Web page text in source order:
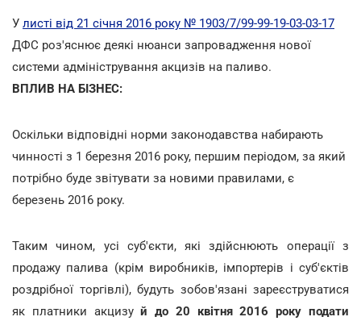
У листі від 21 січня 2016 року № 1903/7/99-99-19-03-03-17
ДФС роз'яснює деякі нюанси запровадження нової
системи адміністрування акцизів на паливо.
ВПЛИВ НА БІЗНЕС:
Оскільки відповідні норми законодавства набирають
чинності з 1 березня 2016 року, першим періодом, за який
потрібно буде звітувати за новими правилами, є
березень 2016 року.
Таким чином, усі суб'єкти, які здійснюють операції з
продажу палива (крім виробників, імпортерів і суб'єктів
роздрібної торгівлі), будуть зобов'язані зареєструватися
як платники акцизуй до 20 квітня 2016 року подати